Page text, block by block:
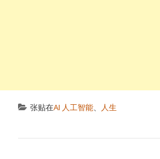
张贴在AI 人工智能、 人生